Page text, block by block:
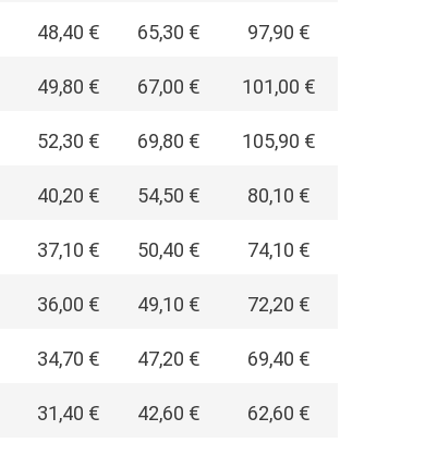
48,40 € 65,30 € 97,90 €
49,80 € 67,00 € 101,00 €
52,30 € 69,80 € 105,90 €
40,20 € 54,50 € 80,10 €
37,10 € 50,40 € 74,10 €
36,00 € 49,10 € 72,20 €
34,70 € 47,20 € 69,40 €
31,40 € 42,60 € 62,60 €